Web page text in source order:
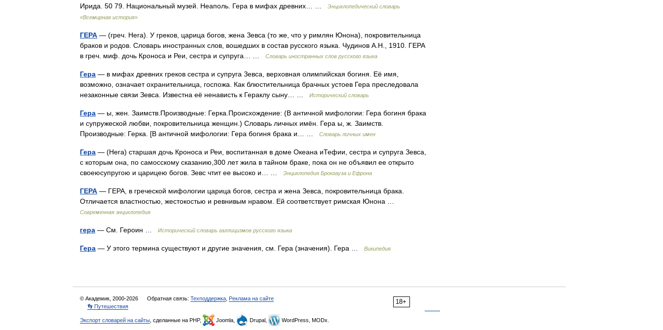
Ирида. 50 79. Национальный музей. Неаполь. Гера в мифах древних… …
Энциклопедический словарь
«Всемирная история»
ГЕРА — (греч. Hera). У греков, царица богов, жена Зевса (то же, что у римлян Юнона), покровительница
браков и родов. Словарь иностранных слов, вошедших в состав русского языка. Чудинов А.Н., 1910. ГЕРА
в греч. миф. дочь Кроноса и Реи, сестра и супруга… …
Словарь иностранных слов русского языка
Гера — в мифах древних греков сестра и супруга Зевса, верховная олимпийская богиня. Её имя,
возможно, означает охранительница, госпожа. Как блюстительница брачных устоев Гера преследовала
незаконные связи Зевса. Известна её ненависть к Гераклу сыну… …
Исторический словарь
Гера — ы, жен. Заимств.Производные: Герка.Происхождение: (В античной мифологии: Гера богиня брака
и супружеской любви, покровительница женщин.) Словарь личных имён. Гера ы, ж. Заимств.
Производные: Герка. [В античной мифологии: Гера богиня брака и… …
Словарь личных имен
Гера — (Нега) старшая дочь Кроноса и Реи, воспитанная в доме Океана иТефии, сестра и супруга Зевса,
с которым она, по самосскому сказанию,300 лет жила в тайном браке, пока он не объявил ее открыто
своеюсупругою и царицею богов. Зевс чтит ее высоко и… …
Энциклопедия Брокгауза и Ефрона
ГЕРА — ГЕРА, в греческой мифологии царица богов, сестра и жена Зевса, покровительница брака.
Отличается властностью, жестокостью и ревнивым нравом. Ей соответствует римская Юнона …
Современная энциклопедия
гера — См. Героин … Исторический словарь галлицизмов русского языка
Гера — У этого термина существуют и другие значения, см. Гера (значения). Гера … Википедия
18+
© Академик, 2000-2026 Обратная связь: Техподдержка Реклама на сайте
👣 Путешествия
Экспорт словарей на сайты , сделанные на PHP, Joomla, Drupal, WordPress, MODx.